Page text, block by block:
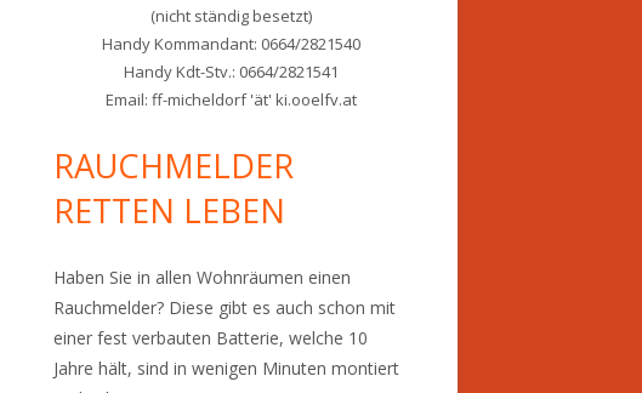
(nicht ständig besetzt)
Handy Kommandant: 0664/2821540
Handy Kdt-Stv.: 0664/2821541
Email: ff-micheldorf 'ät' ki.ooelfv.at
RAUCHMELDER
RETTEN LEBEN
Haben Sie in allen Wohnräumen einen
Rauchmelder? Diese gibt es auch schon mit
einer fest verbauten Batterie, welche 10
Jahre hält, sind in wenigen Minuten montiert